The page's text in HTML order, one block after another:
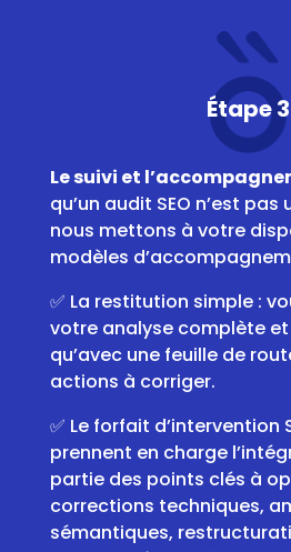
Étape 3
Le suivi et
qu’un audit SEO n’est pas
nous mettons à votre
modèles
✅ La restitution simple :
votre analyse complète
qu’avec une feuille de
actions à corriger.
✅ Le forfait d’intervention
prennent en charge
partie des points clés à
corrections techniques,
sémantiques,